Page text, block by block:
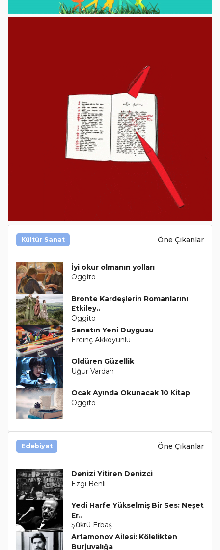
Kültür Sanat Öne Çıkanlar
İyi okur olmanın yolları
Oggito
Bronte Kardeşlerin Romanlarını
Etkiley..
Oggito
Sanatın Yeni Duygusu
Erdinç Akkoyunlu
Öldüren Güzellik
Uğur Vardan
Ocak Ayında Okunacak 10 Kitap
Oggito
Edebiyat Öne Çıkanlar
Denizi Yitiren Denizci
Ezgi Benli
Yedi Harfe Yükselmiş Bir Ses: Neşet
Er..
Şükrü Erbaş
Artamonov Ailesi: Kölelikten
Burjuvalığa